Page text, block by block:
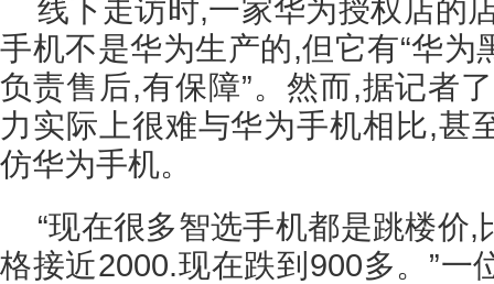
线下走访时,一家华为授权店的
手机不是华为生产的,但它有“华为
负责售后,有保障”。然而,据记者
力实际上很难与华为手机相比,甚
仿华为手机。
“现在很多智选手机都是跳楼价
格接近2000.现在跌到900多。”一